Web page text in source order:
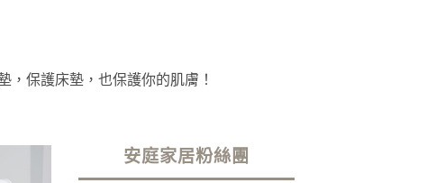
，保護床墊，也保護你的肌膚！
安庭家居粉絲團